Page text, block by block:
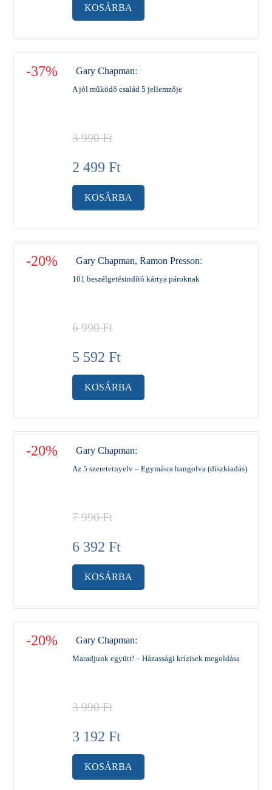
KOSÁRBA
-37% Gary Chapman:
A jól működő család 5 jellemzője
3 990Ft
2 499 Ft
KOSÁRBA
-20% Gary Chapman, Ramon Presson:
101 beszélgetésindító kártya pároknak
6 990Ft
5 592 Ft
KOSÁRBA
-20% Gary Chapman:
Az 5 szeretetnyelv – Egymásra hangolva (díszkiadás)
7 990Ft
6 392 Ft
KOSÁRBA
-20% Gary Chapman:
Maradjunk együtt! – Házassági krízisek megoldása
3 990Ft
3 192 Ft
KOSÁRBA